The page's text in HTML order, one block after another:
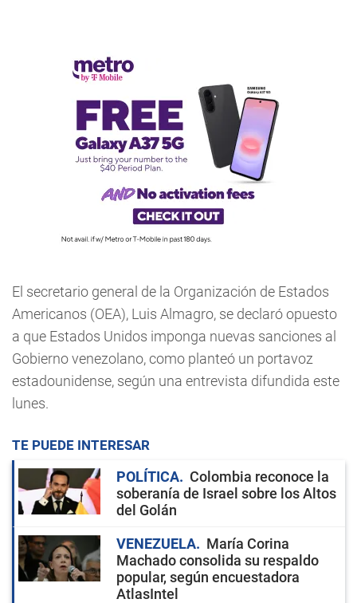
El secretario general de la Organización de Estados
Americanos (OEA), Luis Almagro, se declaró opuesto
a que Estados Unidos imponga nuevas sanciones al
Gobierno venezolano, como planteó un portavoz
estadounidense, según una entrevista difundida este
lunes.
TE PUEDE INTERESAR
POLÍTICA
Colombia reconoce la
soberanía de Israel sobre los Altos
del Golán
VENEZUELA
María Corina
Machado consolida su respaldo
popular, según encuestadora
AtlasIntel